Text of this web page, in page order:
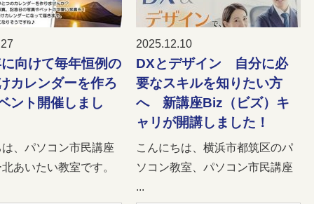
向けて毎年恒例の
カレンダーを作ろ
ント開催しまし
は、パソコン市民講座
あいたい教室です。
2025.12.10
DXとデザイン 自分に必
要なスキルを知りたい方
へ 新講座Biz（ビズ）キ
ャリが開講しました！
こんにちは、横浜市都筑区のパ
ソコン教室、パソコン市民講座
...